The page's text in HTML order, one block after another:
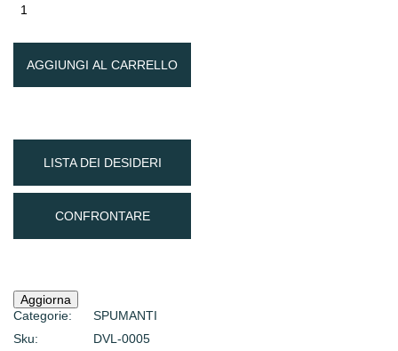
AGGIUNGI AL CARRELLO
LISTA DEI DESIDERI
CONFRONTARE
Categorie:
SPUMANTI
Sku:
DVL-0005